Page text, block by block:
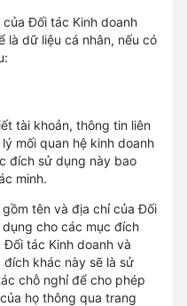
Đối tác Kinh doanh
là dữ liệu cá nhân, nếu có
tài khoản, thông tin liên
mối quan hệ kinh doanh
đích sử dụng này bao
minh.
tên và địa chỉ của Đối
cho các mục đích
tác Kinh doanh và
khác này sẽ là sử
chỗ nghỉ để cho phép
họ thông qua trang